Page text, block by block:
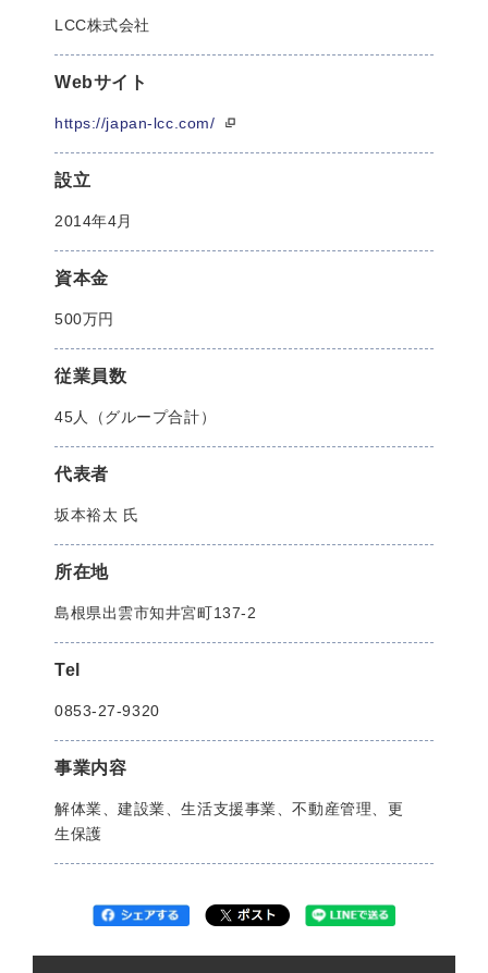
LCC株式会社
Webサイト
https://japan-lcc.com/
設立
2014年4月
資本金
500万円
従業員数
45人（グループ合計）
代表者
坂本裕太 氏
所在地
島根県出雲市知井宮町137-2
Tel
0853-27-9320
事業内容
解体業、建設業、生活支援事業、不動産管理、更
生保護